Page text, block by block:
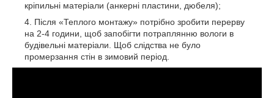
кріпильні матеріали (анкерні пластини, дюбеля);
Після «Теплого монтажу» потрібно зробити перерву
на 2-4 години, щоб запобігти потраплянню вологи в
будівельні матеріали. Щоб слідства не було
промерзання стін в зимовий період.